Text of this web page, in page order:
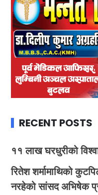
RECENT POSTS
११ लाख घरधुरीको
रितेश शर्मामाथिको
नरहेको सांसद अभिषेक